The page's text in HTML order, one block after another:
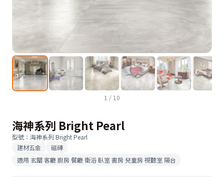
1 / 10
海神系列 Bright Pearl
型號 ： 海神系列 Bright Pearl
建材五金
磁磚
適用 玄關 客廳 廚房 餐廳 衛浴 臥室 書房 兒童房 視聽室 陽台